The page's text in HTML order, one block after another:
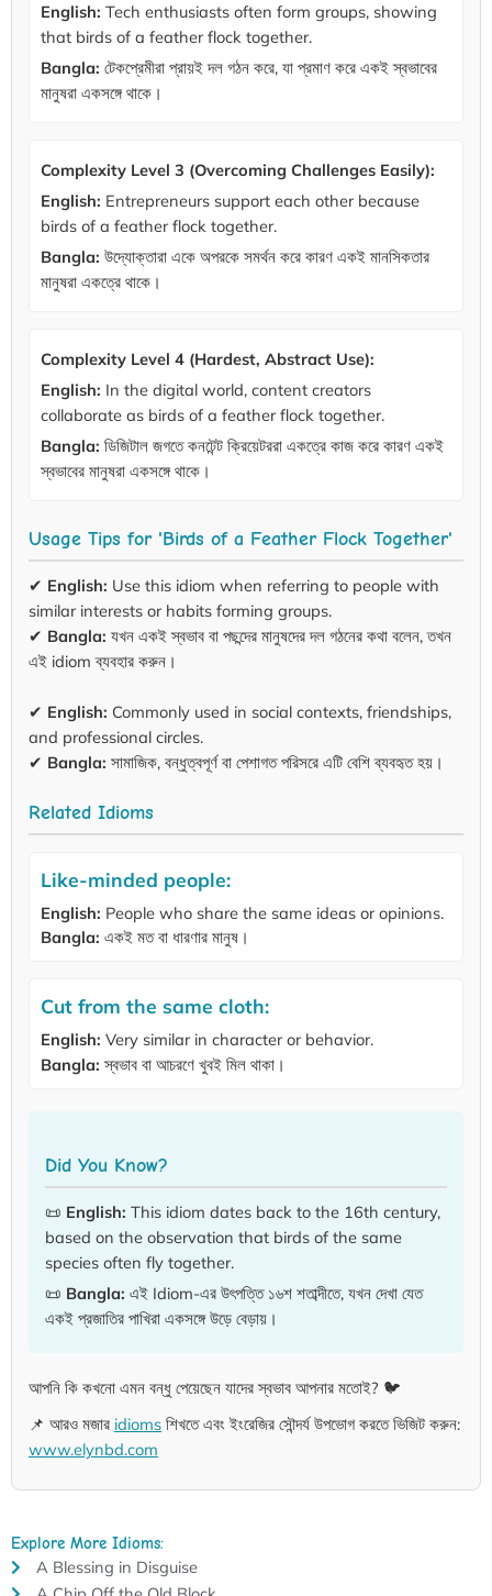
English: Tech enthusiasts often form groups, showing
that birds of a feather flock together.
Bangla: টেকপ্রেমীরা প্রায়ই দল গঠন করে, যা প্রমাণ করে একই স্বভাবের
মানুষরা একসঙ্গে থাকে।
Complexity Level 3 (Overcoming Challenges Easily):
English: Entrepreneurs support each other because
birds of a feather flock together.
Bangla: উদ্যোক্তারা একে অপরকে সমর্থন করে কারণ একই মানসিকতার
মানুষরা একত্রে থাকে।
Complexity Level 4 (Hardest, Abstract Use):
English: In the digital world, content creators
collaborate as birds of a feather flock together.
Bangla: ডিজিটাল জগতে কনটেন্ট ক্রিয়েটররা একত্রে কাজ করে কারণ একই
স্বভাবের মানুষরা একসঙ্গে থাকে।
Usage Tips for 'Birds of a Feather Flock Together'
✔ English: Use this idiom when referring to people with
similar interests or habits forming groups.
✔ Bangla: যখন একই স্বভাব বা পছন্দের মানুষদের দল গঠনের কথা বলেন, তখন
এই idiom ব্যবহার করুন।
✔ English: Commonly used in social contexts, friendships,
and professional circles.
✔ Bangla: সামাজিক, বন্ধুত্বপূর্ণ বা পেশাগত পরিসরে এটি বেশি ব্যবহৃত হয়।
Related Idioms
Like-minded people:
English: People who share the same ideas or opinions.
Bangla: একই মত বা ধারণার মানুষ।
Cut from the same cloth:
English: Very similar in character or behavior.
Bangla: স্বভাব বা আচরণে খুবই মিল থাকা।
Did You Know?
📜 English: This idiom dates back to the 16th century,
based on the observation that birds of the same
species often fly together.
📜 Bangla: এই Idiom-এর উৎপত্তি ১৬শ শতাব্দীতে, যখন দেখা যেত
একই প্রজাতির পাখিরা একসঙ্গে উড়ে বেড়ায়।
আপনি কি কখনো এমন বন্ধু পেয়েছেন যাদের স্বভাব আপনার মতোই? 🐦
📌 আরও মজার idioms শিখতে এবং ইংরেজির সৌন্দর্য উপভোগ করতে ভিজিট করুন:
www.elynbd.com
Explore More Idioms:
A Blessing in Disguise